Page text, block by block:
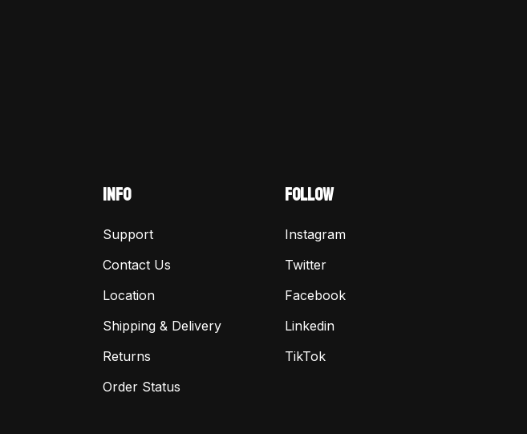
INFO
Support
Contact Us
Location
Shipping & Delivery
Returns
Order Status
FOLLOW
Instagram
Twitter
Facebook
Linkedin
TikTok